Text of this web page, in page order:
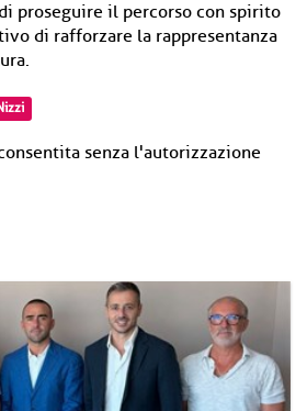
proseguire il percorso con spirito
di rafforzare la rappresentanza
senza l'autorizzazione